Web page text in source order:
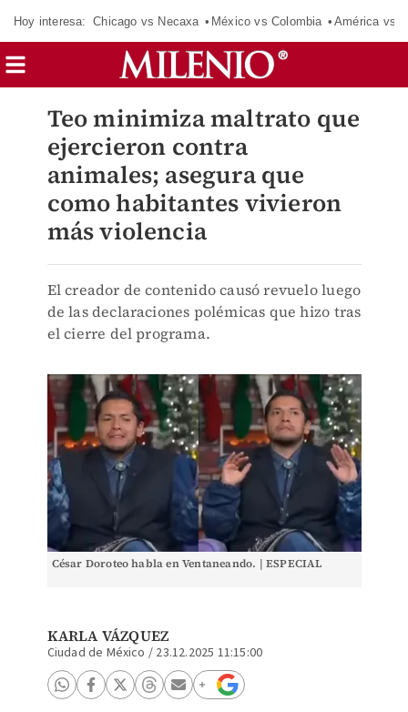
Hoy interesa: Chicago vs Necaxa México vs Colombia América vs
Teo minimiza maltrato que
ejercieron contra
animales; asegura que
como habitantes vivieron
más violencia
El creador de contenido causó revuelo luego
de las declaraciones polémicas que hizo tras
el cierre del programa.
César Doroteo habla en Ventaneando. | ESPECIAL
KARLA VÁZQUEZ
Ciudad de México / 23.12.2025 11:15:00